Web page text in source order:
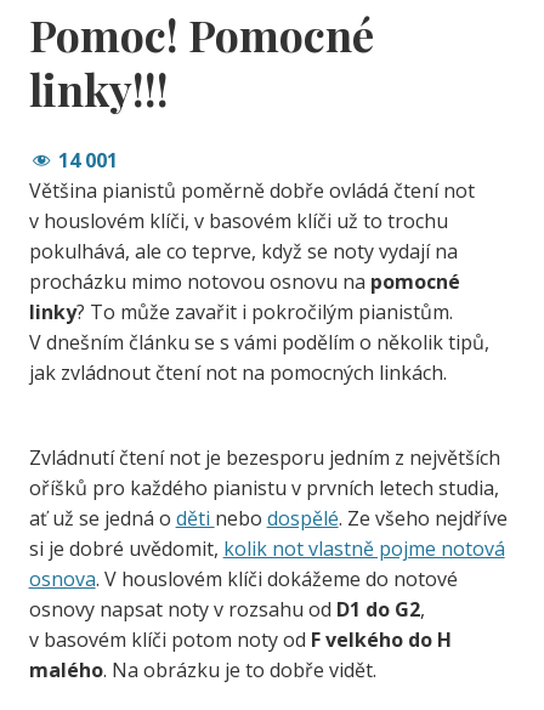
Pomoc! Pomocné
linky!!!
14 001
Většina pianistů poměrně dobře ovládá čtení not
v houslovém klíči, v basovém klíči už to trochu
pokulhává, ale co teprve, když se noty vydají na
procházku mimo notovou osnovu na pomocné
linky? To může zavařit i pokročilým pianistům.
V dnešním článku se s vámi podělím o několik tipů,
jak zvládnout čtení not na pomocných linkách.
Zvládnutí čtení not je bezesporu jedním z největších
oříšků pro každého pianistu v prvních letech studia,
ať už se jedná o děti nebo dospělé. Ze všeho nejdříve
si je dobré uvědomit, kolik not vlastně pojme notová
osnova. V houslovém klíči dokážeme do notové
osnovy napsat noty v rozsahu od D1 do G2,
v basovém klíči potom noty od F velkého do H
malého. Na obrázku je to dobře vidět.